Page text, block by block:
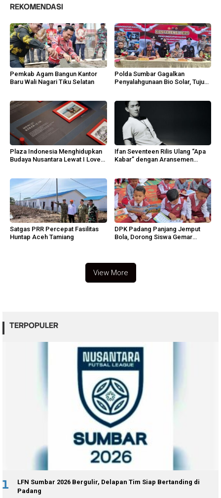
REKOMENDASI
Pemkab Agam Bangun Kantor
Baru Wali Nagari Tiku Selatan
Polda Sumbar Gagalkan
Penyalahgunaan Bio Solar, Tujuh
Plaza Indonesia Menghidupkan
Budaya Nusantara Lewat I Love
Ifan Seventeen Rilis Ulang “Apa
Kabar” dengan Aransemen
Satgas PRR Percepat Fasilitas
Huntap Aceh Tamiang
DPK Padang Panjang Jemput
Bola, Dorong Siswa Gemar
View More
TERPOPULER
1
LFN Sumbar 2026 Bergulir, Delapan Tim Siap Bertanding di
Padang